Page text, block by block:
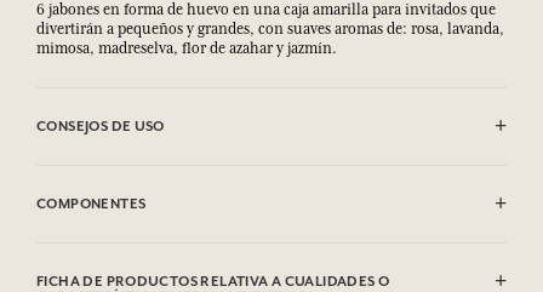
6 jabones en forma de huevo en una caja amarilla para invitados que
divertirán a pequeños y grandes, con suaves aromas de: rosa,
mimosa, madreselva, flor de azahar y jazmín.
CONSEJOS DE USO
COMPONENTES
Sodium Tallowate, Sodium Cocoate, Aqua (Water), Parfum
FICHA DE PRODUCTOS RELATIVA A CUALIDADES O